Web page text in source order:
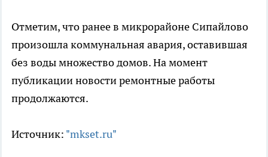
Отметим, что ранее в микрорайоне Сипайлово
произошла коммунальная авария, оставившая
без воды множество домов. На момент
публикации новости ремонтные работы
продолжаются.
Источник: "mkset.ru"